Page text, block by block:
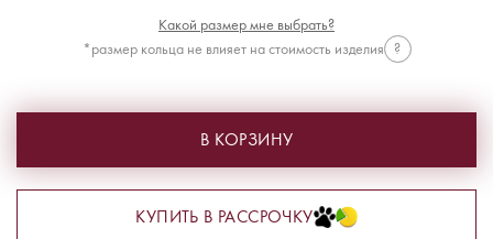
Какой размер мне выбрать?
*размер кольца не влияет на стоимость изделия
?
В КОРЗИНУ
КУПИТЬ В РАССРОЧКУ